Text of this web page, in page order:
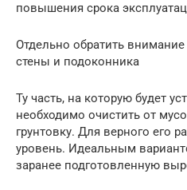
повышения срока
Отдельно обратить
стены и подоконника
Ту часть, на которую будет
необходимо очистить от
грунтовку. Для верного его
уровень. Идеальным
заранее подготовленную